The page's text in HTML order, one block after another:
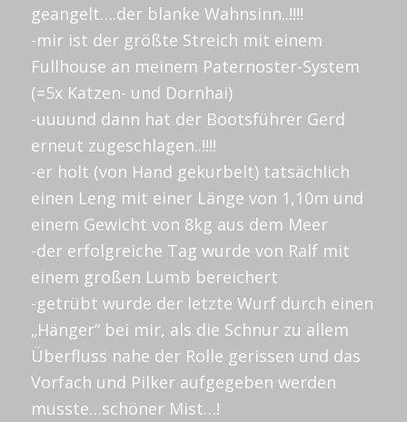
geangelt….der blanke Wahnsinn..!!!!
-mir ist der größte Streich mit einem
Fullhouse an meinem Paternoster-System
(=5x Katzen- und Dornhai)
-uuuund dann hat der Bootsführer Gerd
erneut zugeschlagen..!!!!
-er holt (von Hand gekurbelt) tatsächlich
einen Leng mit einer Länge von 1,10m und
einem Gewicht von 8kg aus dem Meer
-der erfolgreiche Tag wurde von Ralf mit
einem großen Lumb bereichert
-getrübt wurde der letzte Wurf durch einen
„Hänger“ bei mir, als die Schnur zu allem
Überfluss nahe der Rolle gerissen und das
Vorfach und Pilker aufgegeben werden
musste…schöner Mist…!